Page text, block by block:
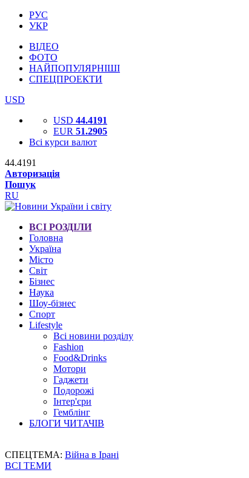
РУС
УКР
ВІДЕО
ФОТО
НАЙПОПУЛЯРНІШІ
СПЕЦПРОЕКТИ
USD
USD 44.4191
EUR 51.2905
Всі курси валют
44.4191
Авторизація
Пошук
RU
ВСІ РОЗДІЛИ
Головна
Україна
Місто
Світ
Бізнес
Наука
Шоу-бізнес
Спорт
Lifestyle
Всі новини розділу
Fashion
Food&Drinks
Мотори
Гаджети
Подорожі
Інтер'єри
Гемблінг
БЛОГИ ЧИТАЧІВ
СПЕЦТЕМА: Війна в Ірані
ВСІ ТЕМИ